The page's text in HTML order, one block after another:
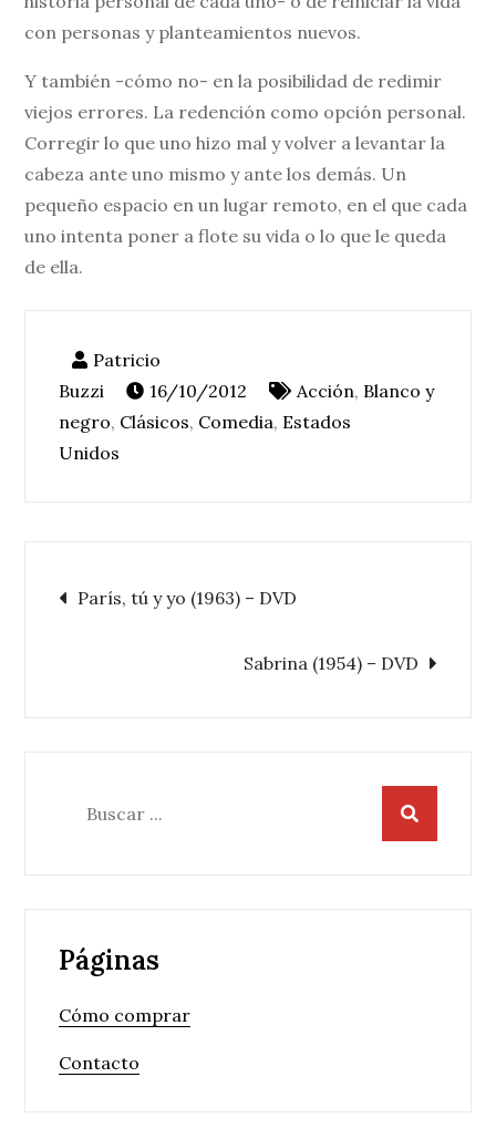
con personas y planteamientos nuevos.
Y también -cómo no- en la posibilidad de redimir
viejos errores. La redención como opción personal.
Corregir lo que uno hizo mal y volver a levantar la
cabeza ante uno mismo y ante los demás. Un
pequeño espacio en un lugar remoto, en el que cada
uno intenta poner a flote su vida o lo que le queda
de ella.
16/10/2012 Acción, Blanco y
negro, Clásicos, Comedia, Estados
Unidos
Navegación
París, tú y yo (1963) – DVD
Sabrina (1954) – DVD
Páginas
Cómo comprar
Contacto